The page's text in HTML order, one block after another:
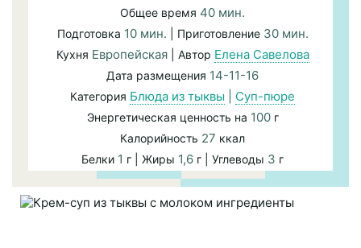
Общее время 40 мин.
Подготовка 10 мин. | Приготовление 30 мин.
Кухня Европейская| Автор Елена Савелова
Дата размещения 14-11-16
Категория Блюда из тыквы Суп-пюре
Энергетическая ценность на 100г
Калорийность 27 ккал
Белки 1 г | Жиры 1,6 г | Углеводы 3 г